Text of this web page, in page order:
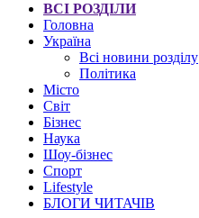
ВСІ РОЗДІЛИ
Головна
Україна
Всі новини розділу
Політика
Місто
Світ
Бізнес
Наука
Шоу-бізнес
Спорт
Lifestyle
БЛОГИ ЧИТАЧІВ